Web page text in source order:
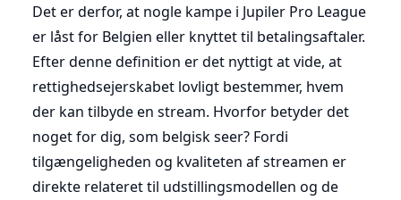
Det er derfor, at nogle kampe i Jupiler Pro League
er låst for Belgien eller knyttet til betalingsaftaler.
Efter denne definition er det nyttigt at vide, at
rettighedsejerskabet lovligt bestemmer, hvem
der kan tilbyde en stream. Hvorfor betyder det
noget for dig, som belgisk seer? Fordi
tilgængeligheden og kvaliteten af streamen er
direkte relateret til udstillingsmodellen og de